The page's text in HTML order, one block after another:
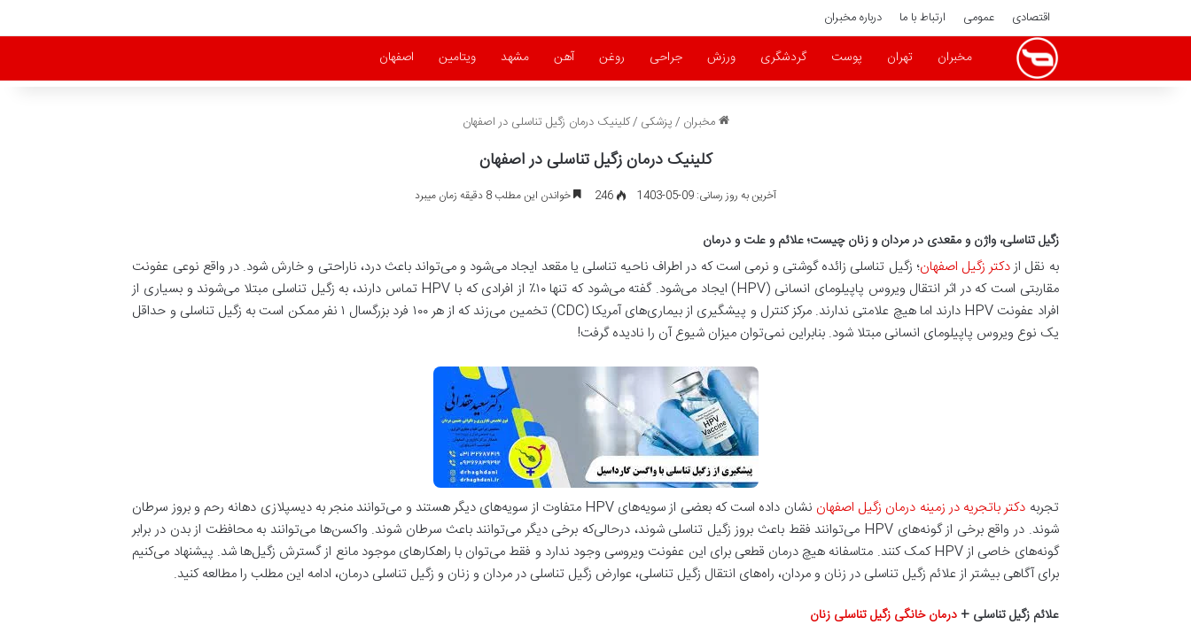
اقتصادی عمومی ارتباط با ما درباره مخبران
مخبران تهران پوست گردشگری ورزش جراحی روغن آهن مشهد ویتامین اصفهان
مخبران /پزشکی /کلینیک درمان زگیل تناسلی در اصفهان
کلینیک درمان زگیل تناسلی در اصفهان
آخرین به روز رسانی: 09-05-1403 246 خواندن این مطلب 8 دقیقه زمان میبرد
زگیل تناسلی، واژن و مقعدی در مردان و زنان چیست؛ علائم و علت و درمان
به نقل ازدکتر زگیل اصفهان؛ زگیل تناسلی زائده‌ گوشتی و نرمی است که در اطراف ناحیه تناسلی یا مقعد ایجاد می‌شود و می‌تواند باعث درد، ناراحتی و خارش شود. در واقع نوعی عفونت
مقاربتی است که در اثر انتقال ویروس پاپیلومای انسانی (HPV) ایجاد می‌شود. گفته می‌شود که تنها ۱۰٪ از افرادی که با HPV تماس دارند، به زگیل تناسلی مبتلا می‌شوند و بسیاری از
افراد عفونت HPV دارند اما هیچ علامتی ندارند. مرکز کنترل و پیشگیری از بیماری‌های آمریکا (CDC) تخمین می‌زند که از هر ۱۰۰ فرد بزرگسال ۱ نفر ممکن است به زگیل تناسلی و حداقل
یک نوع ویروس پاپیلومای انسانی مبتلا شود. بنابراین نمی‌توان میزان شیوع آن را نادیده گرفت!
تجربه دکتر باتجریه در زمینه درمان زگیل اصفهان
نشان داده است که بعضی از سویه‌های HPV متفاوت از سویه‌های دیگر هستند و می‌توانند منجر به دیسپلازی دهانه رحم و بروز سرطان
شوند. در واقع برخی از گونه‌های HPV می‌توانند فقط باعث بروز زگیل تناسلی شوند، درحالی‌که برخی دیگر می‌توانند باعث سرطان شوند. واکسن‌ها می‌توانند به محافظت از بدن در برابر
گونه‌های خاصی از HPV کمک کنند. متاسفانه هیچ درمان قطعی برای این عفونت ویروسی وجود ندارد و فقط می‌توان با راهکارهای موجود مانع از گسترش زگیل‌ها شد. پیشنهاد می‌کنیم
برای آگاهی بیشتر از علائم زگیل تناسلی در زنان و مردان، راه‌های انتقال زگیل تناسلی، عوارض زگیل تناسلی در مردان و زنان و زگیل تناسلی درمان، ادامه این مطلب را مطالعه کنید.
علائم زگیل تناسلی +درمان خانگی زگیل تناسلی زنان